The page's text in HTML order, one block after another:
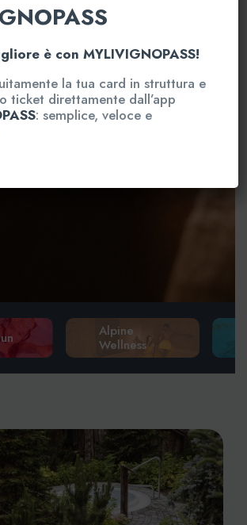
Alpine
Wellness
è con MYLIVIGNOPASS!
la tua card in struttura e
ticket direttamente dall’app
: semplice, veloce e